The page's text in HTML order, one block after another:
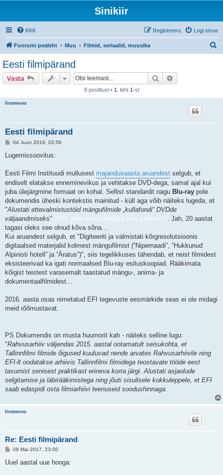
Sinikiir
KKK Logi sisse
Registreeru
Foorumi pealeht Muu Filmid, seriaalid, muusika
Eesti filmipärand
Vasta Otsi
8 postitust • 1 . leht 1-st
liromeno
Eesti filmipärand
P
s
t
s
04 Juun 2016, 02:56
Lugemissoovitus:
Eesti Filmi Instituudi mullusest majandusaasta aruandest selgub, et
endiselt elatakse enneminevikus ja vehitakse DVD-dega, samal ajal kui
juba ülejärgmine formaat on kohal. Sellist standardit nagu Blu-ray pole
dokumendis üheski kontekstis mainitud - küll aga võib näiteks lugeda, et
"Alustati ettevalmistustöid mängufilmide „kullafondi“ DVDde
väljaandmiseks" (EPL juba oma sarjaga kattis selle niši). Jah, 20 aastat
tagasi oleks see olnud kõva sõna...
Kui aruandest selgub, et "Digiteeriti ja valmistati kõrgresolutsioonis
digitaalsed materjalid kolmest mängufilmist (“Nipernaadi”, “Hukkunud
Alpinisti hotell” ja “Äratus”)", siis tegelikkuses tähendab, et neist filmidest
eksisteerivad ka igati normaalsed Blu-ray esituskoopiad. Rääkimata
kõigist teistest varasemalt taastatud mängu-, anima- ja
dokumentaalfilmidest...
2016. aasta osas nimetatud EFI tegevuste eesmärkide seas ei ole midagi
meid rõõmustavat.
PS Dokumendis on musta huumorit kah - näiteks selline lugu:
"Rahvusarhiiv väljendas 2015. aastal ootamatult seisukohta, et
Tallinnfilmi filmide õigused kuuluvad nende arvates Rahvusarhiivile ning
EFI-lt oodatakse arhiivis Tallinnfilmi filmidega teostavate tööde eest
tasumist senisest praktikast erineva korra järgi. Alustati asjaolude
selgitamise ja läbirääkimistega ning jõuti sisulisele kokkuleppele, et EFI
saab edaspidi osta filmiarhiivi teenuseid soodushinnaga.
liromeno
Re: Eesti filmipärand
P
s
08 Mai 2017, 23:00
Uuel aastal uue hooga: